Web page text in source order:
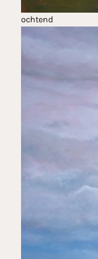
ochtend